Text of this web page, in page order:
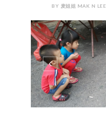
金装美素佳
与宝贝们
BY 麦姐姐 MAK N